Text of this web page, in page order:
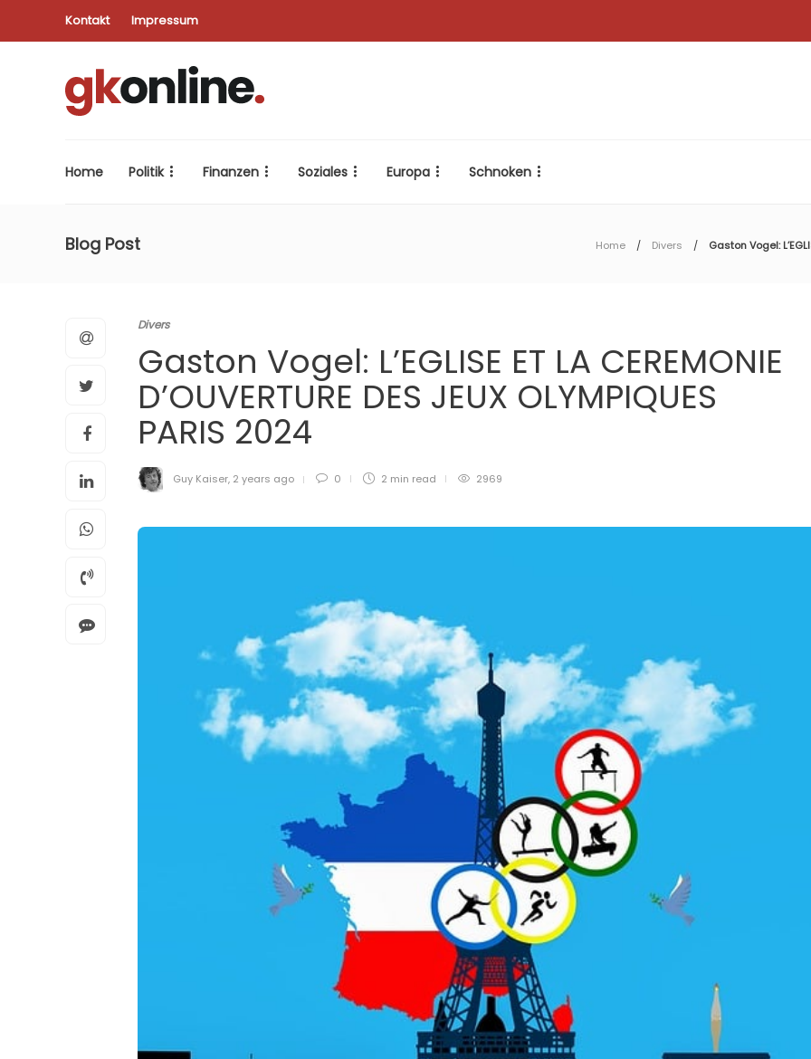
Kontakt Impressum
Home Politik Finanzen Soziales Europa Schnoken
Blog Post Home Divers Gaston Vogel:
Divers
Gaston Vogel: L’EGLISE ET LA CEREMONIE
D’OUVERTURE DES JEUX OLYMPIQUES
PARIS 2024
Guy Kaiser, 2 years ago 0 2 min read 2969